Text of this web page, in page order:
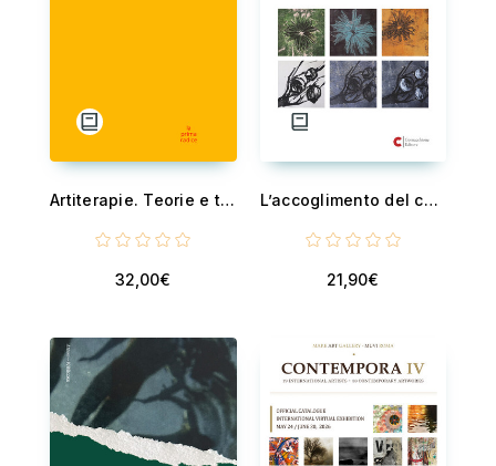
Artiterapie. Teorie e territori di pratica - Metodo Cre(t)a
32,00€
L’accoglimento del caso - Piccola guida alla monotipia con gel plate
21,90€